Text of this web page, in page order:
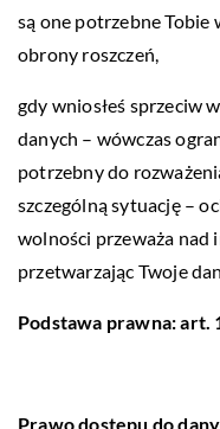
są one potrzebne Tobie
obrony roszczeń,
gdy wniosłeś sprzeciw
danych – wówczas
potrzebny do
szczególną sytuację –
wolności przeważa nad
przetwarzając Twoje
Podstawa prawna: art.
Prawo dostępu do